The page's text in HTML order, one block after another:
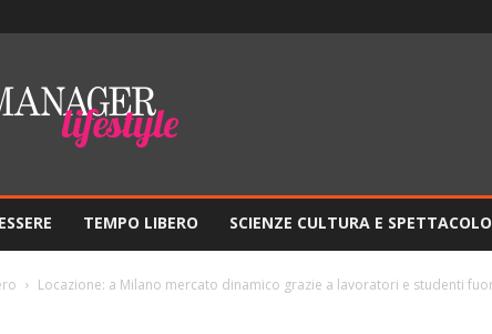
TEMPO LIBERO SCIENZE CULTURA E SPETTACOLO
Locazione: a Milano mercato dinamico grazie a lavoratori e studenti